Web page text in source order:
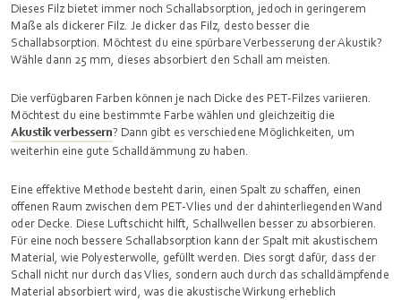
Dieses Filz bietet immer noch Schallabsorption, jedoch in geringerem
Maße als dickerer Filz. Je dicker das Filz, desto besser die
Schallabsorption. Möchtest du eine spürbare Verbesserung der Akustik?
Wähle dann 25 mm, dieses absorbiert den Schall am meisten.
Die verfügbaren Farben können je nach Dicke des PET-Filzes variieren.
Möchtest du eine bestimmte Farbe wählen und gleichzeitig die
Akustik verbessern? Dann gibt es verschiedene Möglichkeiten, um
weiterhin eine gute Schalldämmung zu haben.
Eine effektive Methode besteht darin, einen Spalt zu schaffen, einen
offenen Raum zwischen dem PET-Vlies und der dahinterliegenden Wand
oder Decke. Diese Luftschicht hilft, Schallwellen besser zu absorbieren.
Für eine noch bessere Schallabsorption kann der Spalt mit akustischem
Material, wie Polyesterwolle, gefüllt werden. Dies sorgt dafür, dass der
Schall nicht nur durch das Vlies, sondern auch durch das schalldämpfende
Material absorbiert wird, was die akustische Wirkung erheblich